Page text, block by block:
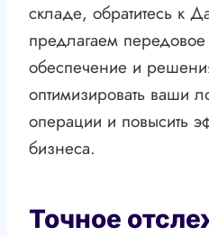
складе, обратитесь к
предлагаем
обеспечение и
оптимизировать ваши
операции и повысить
бизнеса.
Точное